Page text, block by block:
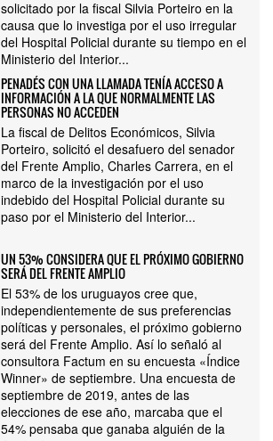
solicitado por la fiscal Silvia Porteiro en la
causa que lo investiga por el uso irregular
del Hospital Policial durante su tiempo en el
Ministerio del Interior...
PENADÉS CON UNA LLAMADA TENÍA ACCESO A
INFORMACIÓN A LA QUE NORMALMENTE LAS
PERSONAS NO ACCEDEN
La fiscal de Delitos Económicos, Silvia
Porteiro, solicitó el desafuero del senador
del Frente Amplio, Charles Carrera, en el
marco de la investigación por el uso
indebido del Hospital Policial durante su
paso por el Ministerio del Interior...
UN 53% CONSIDERA QUE EL PRÓXIMO GOBIERNO
SERÁ DEL FRENTE AMPLIO
El 53% de los uruguayos cree que,
independientemente de sus preferencias
políticas y personales, el próximo gobierno
será del Frente Amplio. Así lo señaló al
consultora Factum en su encuesta «Índice
Winner» de septiembre. Una encuesta de
septiembre de 2019, antes de las
elecciones de ese año, marcaba que el
54% pensaba que ganaba alguién de la